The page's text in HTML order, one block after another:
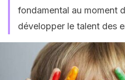
fondamental au moment
développer le talent des